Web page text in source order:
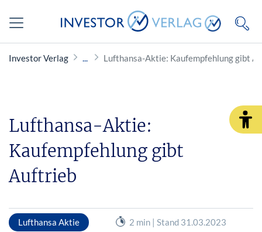
Investor Verlag Lufthansa-Aktie: Kaufempfehlung gibt
Lufthansa-Aktie:
Kaufempfehlung gibt
Auftrieb
Lufthansa Aktie
2 min | Stand 31.03.2023